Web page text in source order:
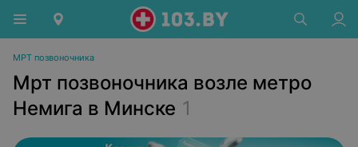
МРТ позвоночника
Мрт позвоночника возле метро
Немига в Минске 1